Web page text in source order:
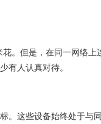
。但是，在同一网络上
有人认真对待。
。这些设备始终处于与